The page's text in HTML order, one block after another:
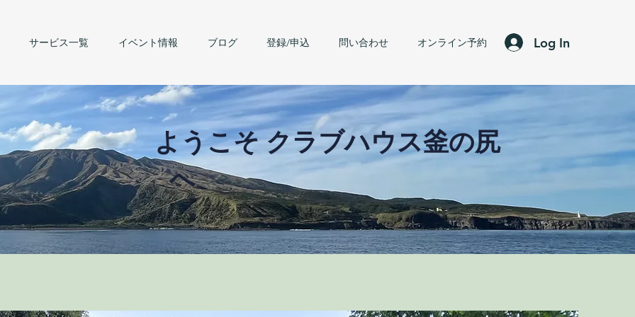
サービス一覧 イベント情報 ブログ 登録/申込 問い合わせ オンライン予約 Log In
ようこそ クラブハウス釜の尻
へ